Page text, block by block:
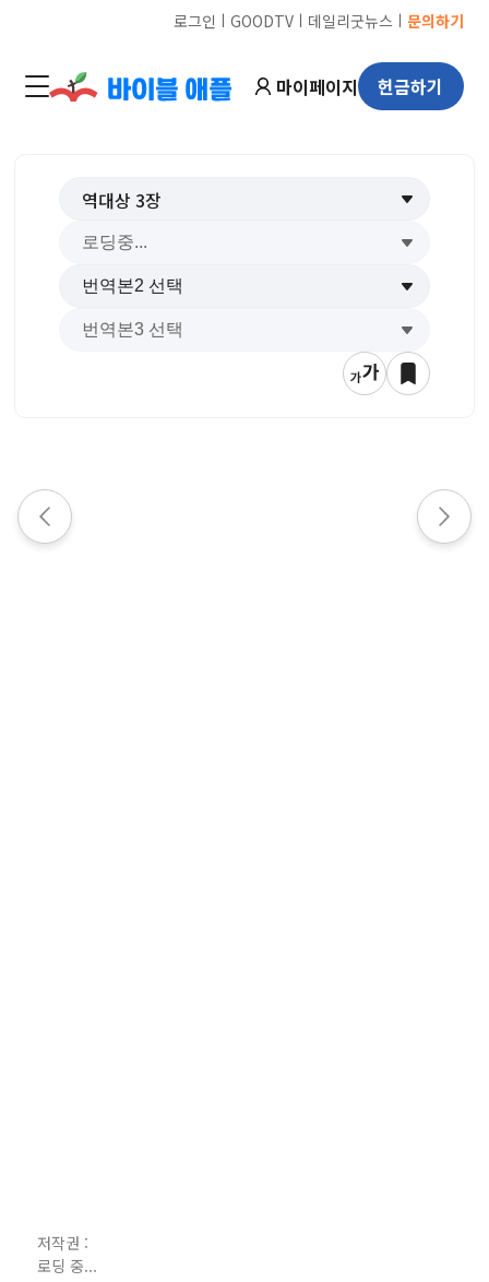
로그인 ㅣ GOODTVㅣ 데일리굿뉴스 ㅣ 문의하기
마이페이지 헌금하기
역대상 3장
저작권 :
로딩 중...